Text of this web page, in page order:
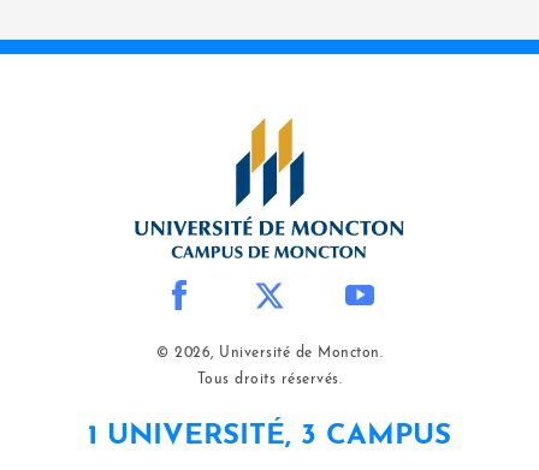
© 2026, Université de Moncton.
Tous droits réservés.
1 UNIVERSITÉ, 3 CAMPUS